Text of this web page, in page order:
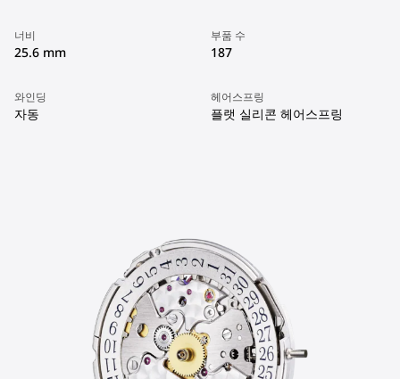
너비
25.6 mm
부품 수
187
와인딩
자동
헤어스프링
플랫 실리콘 헤어스프링